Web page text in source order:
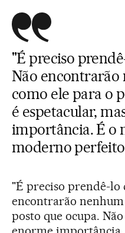
"É preciso
Não
como ele para o
é espetacular,
importância. É o
moderno
"É preciso prendê-lo
encontrarão
posto que ocupa.